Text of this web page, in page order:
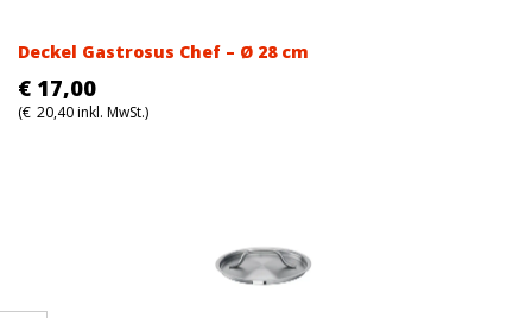
Deckel Gastrosus Chef – Ø 28 cm
€ 17,00
(€ 20,40inkl. MwSt.)